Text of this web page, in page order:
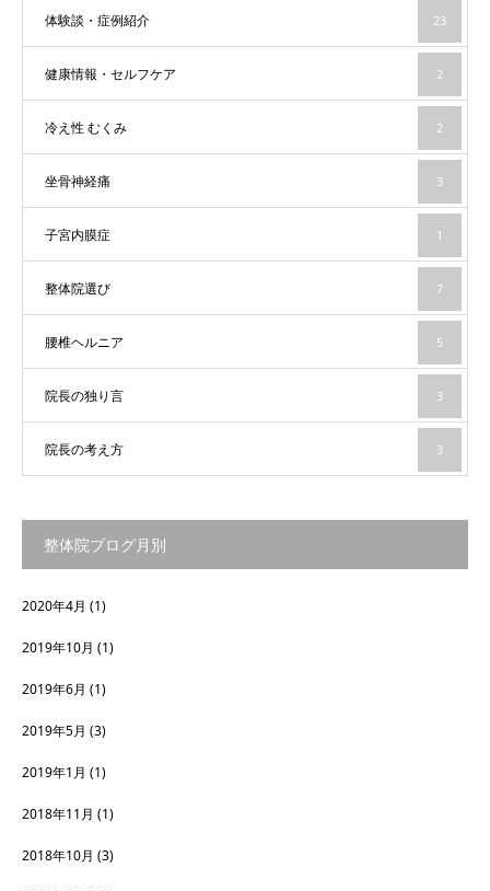
体験談・症例紹介 23
健康情報・セルフケア 2
冷え性 むくみ 2
坐骨神経痛 3
子宮内膜症 1
整体院選び 7
腰椎ヘルニア 5
院長の独り言 3
院長の考え方 3
整体院ブログ月別
2020年4月 (1)
2019年10月 (1)
2019年6月 (1)
2019年5月 (3)
2019年1月 (1)
2018年11月 (1)
2018年10月 (3)